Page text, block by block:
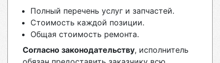
Полный перечень услуг и запчастей.
Стоимость каждой позиции.
Общая стоимость ремонта.
Согласно законодательству, исполнитель